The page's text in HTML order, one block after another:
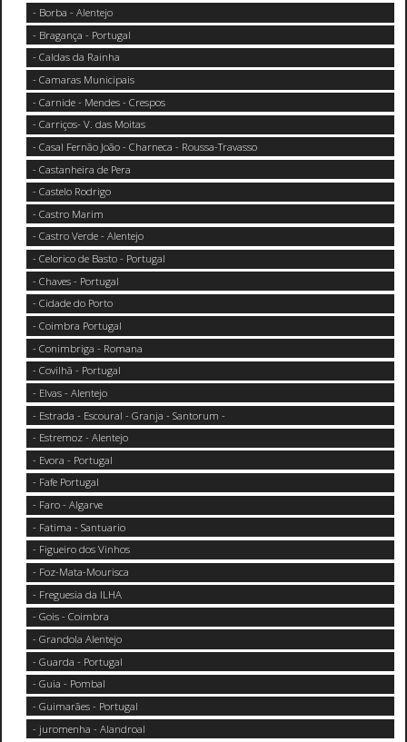
- Borba - Alentejo
- Bragança - Portugal
- Caldas da Rainha
- Camaras Municipais
- Carnide - Mendes - Crespos
- Carriços- V. das Moitas
- Casal Fernão João - Charneca - Roussa-Travasso
- Castanheira de Pera
- Castelo Rodrigo
- Castro Marim
- Castro Verde - Alentejo
- Celorico de Basto - Portugal
- Chaves - Portugal
- Cidade do Porto
- Coimbra Portugal
- Conimbriga - Romana
- Covilhã - Portugal
- Elvas - Alentejo
- Estrada - Escoural - Granja - Santorum -
- Estremoz - Alentejo
- Evora - Portugal
- Fafe Portugal
- Faro - Algarve
- Fatima - Santuario
- Figueiro dos Vinhos
- Foz-Mata-Mourisca
- Freguesia da ILHA
- Gois - Coimbra
- Grandola Alentejo
- Guarda - Portugal
- Guia - Pombal
- Guimarães - Portugal
- juromenha - Alandroal